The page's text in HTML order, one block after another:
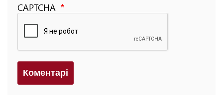
CAPTCHA
Коментарi